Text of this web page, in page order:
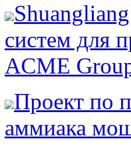
систем для
ACME
Проект по
аммиака